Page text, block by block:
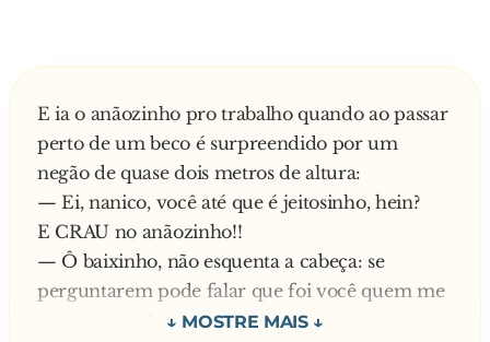
E ia o anãozinho pro trabalho quando ao passar
perto de um beco é surpreendido por um
negão de quase dois metros de altura:
— Ei, nanico, você até que é jeitosinho, hein?
E CRAU no anãozinho!!
— Ô baixinho, não esquenta a cabeça: se
perguntarem pode falar que foi você quem me